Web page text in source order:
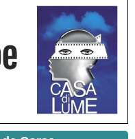
Monti - I Fulelli
Luciani autour de son
- Mediateca territuriale di
par Annik Meschinet,
sonore, vocale,
di Santa Lucia di
peinture animé
di Santa Lucia di